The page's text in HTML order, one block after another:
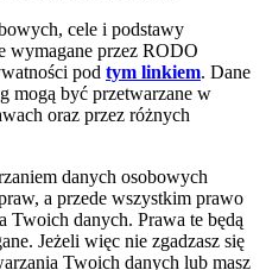
cele i podstawy
wymagane przez RODO
pod tym linkiem. Dane
mogą być przetwarzane w
oraz przez różnych
danych osobowych
a przede wszystkim prawo
Twoich danych. Prawa te będą
Jeżeli więc nie zgadzasz się
Twoich danych lub masz